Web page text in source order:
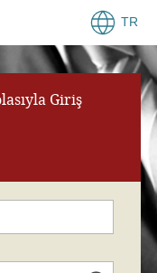
TR
Giriş